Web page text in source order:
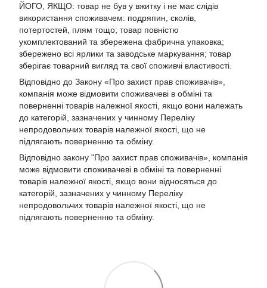
ЙОГО, ЯКЩО: товар не був у вжитку і не має слідів
використання споживачем: подряпин, сколів,
потертостей, плям тощо; товар повністю
укомплектований та збережена фабрична упаковка;
збережено всі ярлики та заводське маркування; товар
зберігає товарний вигляд та свої споживчі властивості.
Відповідно до Закону «Про захист прав споживачів»,
компанія може відмовити споживачеві в обміні та
поверненні товарів належної якості, якщо вони належать
до категорій, зазначених у чинному Переліку
непродовольчих товарів належної якості, що не
підлягають поверненню та обміну.
Відповідно закону "Про захист прав споживачів» , компанія
може відмовити споживачеві в обміні та поверненні
товарів належної якості, якщо вони відносяться до
категорій, зазначених у чинному Переліку
непродовольчих товарів належної якості, що не
підлягають поверненню та обміну.